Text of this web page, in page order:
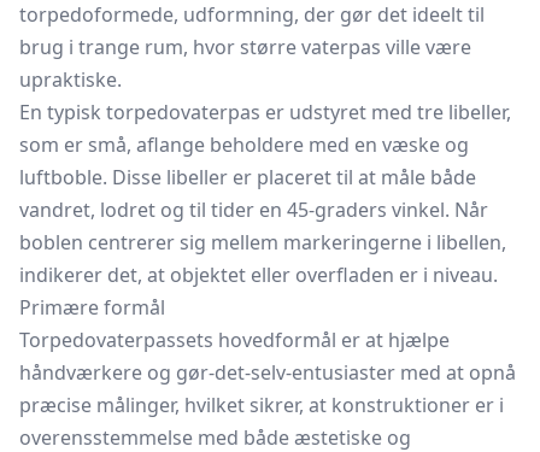
torpedoformede, udformning, der gør det ideelt til
brug i trange rum, hvor større vaterpas ville være
upraktiske.
En typisk torpedovaterpas er udstyret med tre libeller,
som er små, aflange beholdere med en væske og
luftboble. Disse libeller er placeret til at måle både
vandret, lodret og til tider en 45-graders vinkel. Når
boblen centrerer sig mellem markeringerne i libellen,
indikerer det, at objektet eller overfladen er i niveau.
Primære formål
Torpedovaterpassets hovedformål er at hjælpe
håndværkere og gør-det-selv-entusiaster med at opnå
præcise målinger, hvilket sikrer, at konstruktioner er i
overensstemmelse med både æstetiske og